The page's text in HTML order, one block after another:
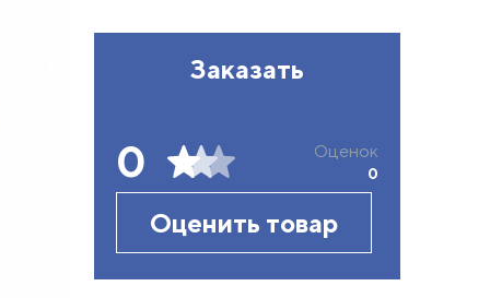
Заказать
0 Оценок
0
Оценить товар